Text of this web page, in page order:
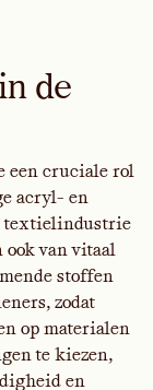
de
een cruciale rol
acryl- en
textielindustrie
ook van vitaal
stoffen
zodat
op materialen
te kiezen,
en